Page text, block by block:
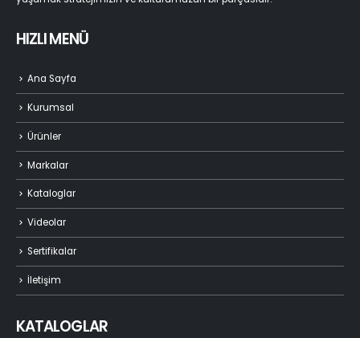
HIZLI MENÜ
Ana Sayfa
Kurumsal
Ürünler
Markalar
Kataloglar
Videolar
Sertifikalar
İletişim
KATALOGLAR